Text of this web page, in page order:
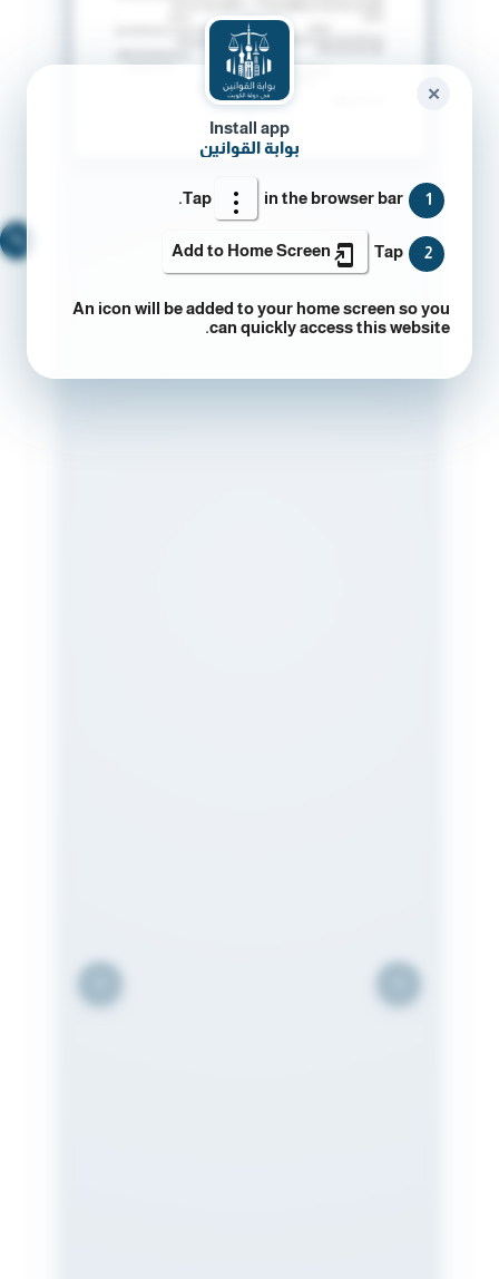
Install app
بوابة القوانين
1
Tap in the browser bar.
2
Tap
Add to Home Screen
An icon will be added to your home screen so you
can quickly access this website.
✕